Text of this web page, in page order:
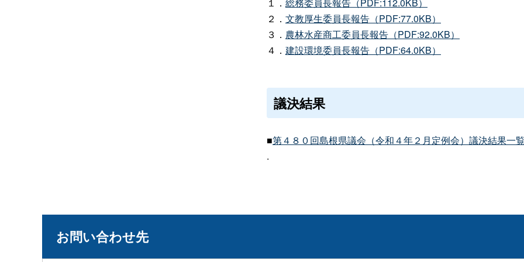
２． 文教厚生委員長報告（PDF:77.0KB）
３． 農林水産商工委員長報告（PDF:92.0KB）
４． 建設環境委員長報告（PDF:64.0KB）
議決結果
■第４８０回島根県議会（令和４年２月定例会）議決結果一
.
お問い合わせ先